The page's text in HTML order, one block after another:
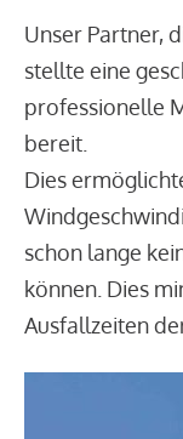
Unser Partner,
stellte eine
professionelle
bereit.
Dies
schon lange
können. Dies
Ausfallzeiten